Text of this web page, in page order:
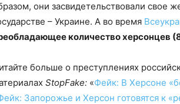
они засвидетельствовали свое
– Украине. А во время
количество херсонцев
больше о преступлениях
StopFake: «Фейк: В Херсоне
Запорожье и Херсон готовятся к